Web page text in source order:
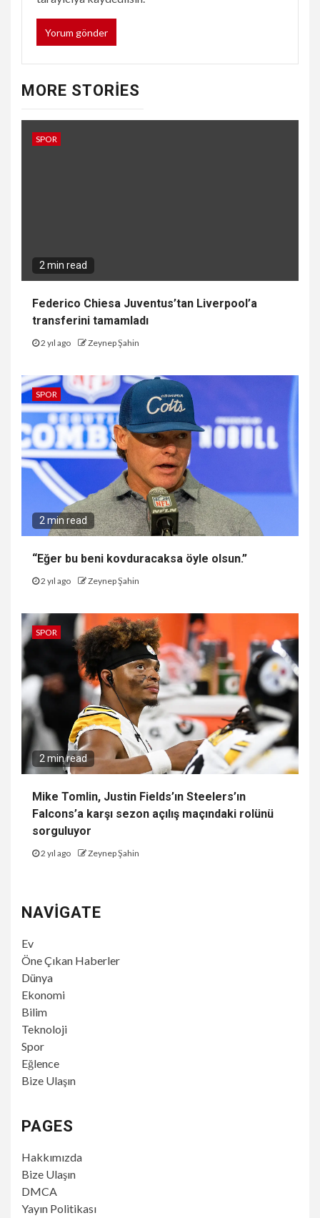
MORE STORIES
SPOR
2 min read
Federico Chiesa Juventus’tan Liverpool’a
transferini tamamladı
2 yıl ago Zeynep Şahin
SPOR
2 min read
“Eğer bu beni kovduracaksa öyle olsun.”
2 yıl ago Zeynep Şahin
SPOR
2 min read
Mike Tomlin, Justin Fields’ın Steelers’ın
Falcons’a karşı sezon açılış maçındaki rolünü
sorguluyor
2 yıl ago Zeynep Şahin
NAVIGATE
Ev
Öne Çıkan Haberler
Dünya
Ekonomi
Bilim
Teknoloji
Spor
Eğlence
Bize Ulaşın
PAGES
Hakkımızda
Bize Ulaşın
DMCA
Yayın Politikası